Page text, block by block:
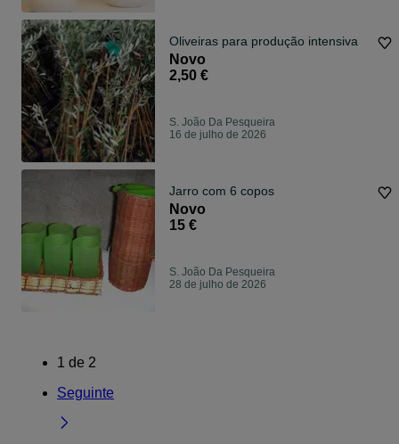
Oliveiras para produção intensiva
Novo
2,50 €
S. João Da Pesqueira
16 de julho de 2026
Jarro com 6 copos
Novo
15 €
S. João Da Pesqueira
28 de julho de 2026
1 de 2
Seguinte